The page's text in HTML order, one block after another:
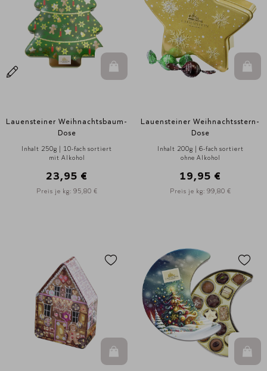
In den Warenkorb
Lauensteiner Weihnachtsbaum-
Dose
Inhalt 250g | 10-fach sortiert
mit Alkohol
23,95 €
Preis je kg: 95,80 €
In
Lauensteiner Weihnachtsstern-
Dose
Inhalt 200g | 6-fach sortiert
ohne Alkohol
19,95 €
Preis je kg: 99,80 €
In den Warenkorb In